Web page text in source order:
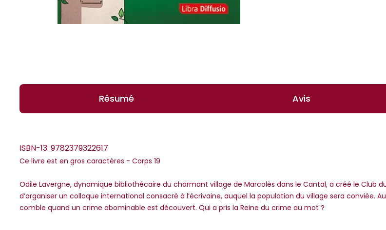
Résumé Avis
ISBN-13: 9782379322617
Ce livre est en gros caractères - Corps 19
Odile Lavergne, dynamique bibliothécaire du charmant village de Marcolès dans le Cantal, a créé le Club
d’organiser un colloque international consacré à l’écrivaine, auquel la population du village sera conviée.
comble quand un crime abominable est découvert. Qui a pris la Reine du crime au mot ?